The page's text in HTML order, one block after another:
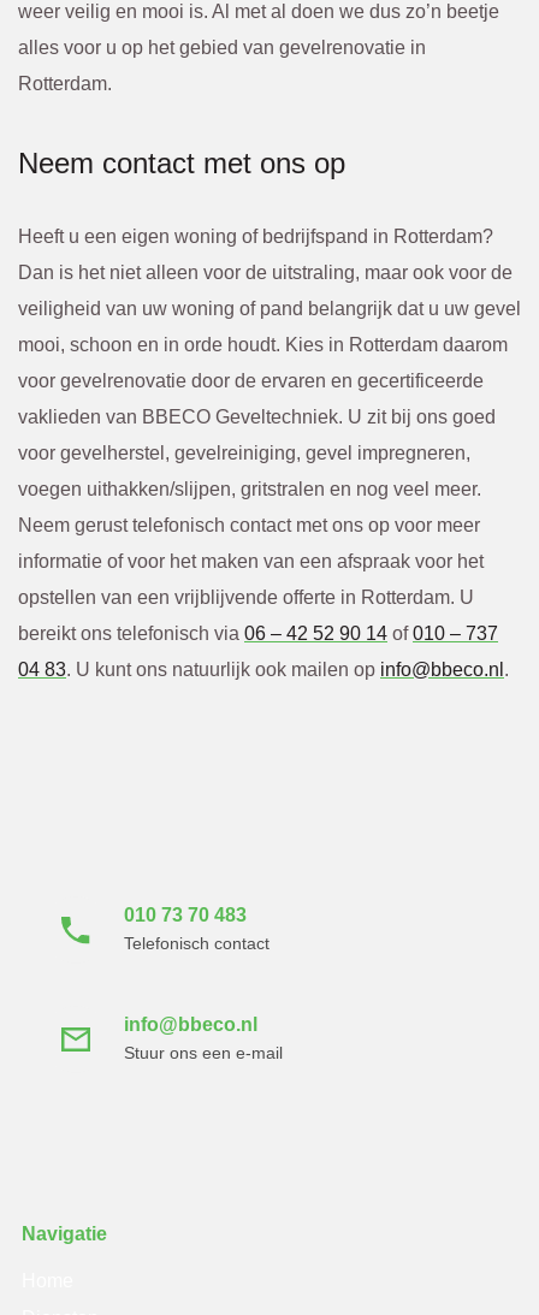
weer veilig en mooi is. Al met al doen we dus zo’n beetje
alles voor u op het gebied van gevelrenovatie in
Rotterdam.
Neem contact met ons op
Heeft u een eigen woning of bedrijfspand in Rotterdam?
Dan is het niet alleen voor de uitstraling, maar ook voor de
veiligheid van uw woning of pand belangrijk dat u uw gevel
mooi, schoon en in orde houdt. Kies in Rotterdam daarom
voor gevelrenovatie door de ervaren en gecertificeerde
vaklieden van BBECO Geveltechniek. U zit bij ons goed
voor gevelherstel, gevelreiniging, gevel impregneren,
voegen uithakken/slijpen, gritstralen en nog veel meer.
Neem gerust telefonisch contact met ons op voor meer
informatie of voor het maken van een afspraak voor het
opstellen van een vrijblijvende offerte in Rotterdam. U
bereikt ons telefonisch via 06 – 42 52 90 14 of010 – 737
04 83. U kunt ons natuurlijk ook mailen op info@bbeco.nl .
010 73 70 483
Telefonisch contact
info@bbeco.nl
Stuur ons een e-mail
Navigatie